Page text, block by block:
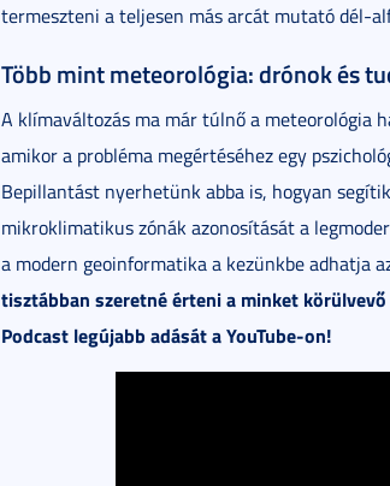
termeszteni a teljesen más arcát mutató dél-
Több mint meteorológia: drónok és
A klímaváltozás ma már túlnő a meteorológia
amikor a probléma megértéséhez egy
Bepillantást nyerhetünk abba is, hogyan
mikroklimatikus zónák azonosítását a
a modern geoinformatika a kezünkbe adhatja
tisztábban szeretné érteni a minket
Podcast legújabb adását a YouTube-on!